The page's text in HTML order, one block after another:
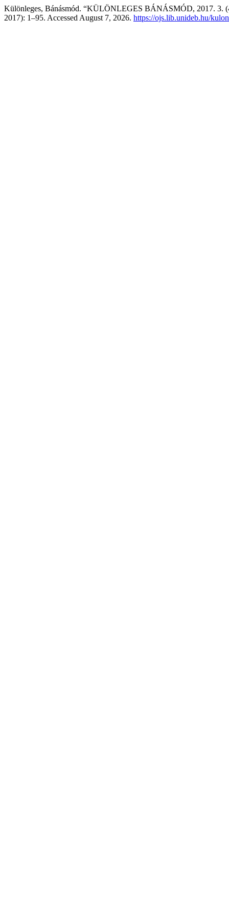
Különleges, Bánásmód. “KÜLÖNLEGES BÁNÁSMÓD, 2017. 3.
2017): 1–95. Accessed August 7, 2026. https://ojs.lib.unideb.hu/